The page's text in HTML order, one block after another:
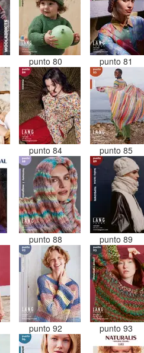
punto 80 punto 81
punto 84 punto 85
punto 88 punto 89
punto 92 punto 93